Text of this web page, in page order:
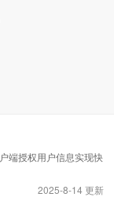
端授权用户信息实现快
2025-8-14 更新